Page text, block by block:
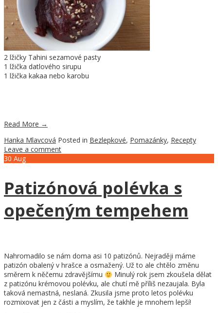
2 lžičky Tahini sezamové pasty
1 lžička datlového sirupu
1 lžička kakaa nebo karobu
Read More →
Hanka Mlavcová Posted in Bezlepkové, Pomazánky, Recepty
Leave a comment
30 Aug
Patizónová polévka s
opečeným tempehem
Nahromadilo se nám doma asi 10 patizónů. Nejraději máme
patizón obalený v hrašce a osmažený. Už to ale chtělo změnu
směrem k něčemu zdravějšímu
Minulý rok jsem zkoušela dělat
z patizónu krémovou polévku, ale chutí mě příliš nezaujala. Byla
taková nemastná, neslaná. Zkusila jsme proto letos polévku
rozmixovat jen z části a myslím, že takhle je mnohem lepší!